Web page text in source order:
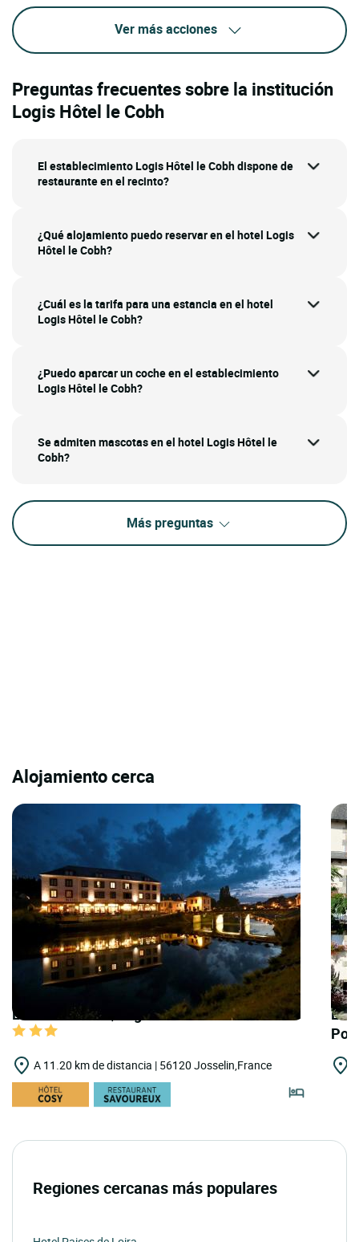
Ver más acciones
Preguntas frecuentes sobre la institución
Logis Hôtel le Cobh
El establecimiento Logis Hôtel le Cobh dispone de
restaurante en el recinto?
¿Qué alojamiento puedo reservar en el hotel Logis
Hôtel le Cobh?
¿Cuál es la tarifa para una estancia en el hotel
Logis Hôtel le Cobh?
¿Puedo aparcar un coche en el establecimiento
Logis Hôtel le Cobh?
Se admiten mascotas en el hotel Logis Hôtel le
Cobh?
Más preguntas
Alojamiento cerca
LOGIS HOTELS | Logis Hôtel du Château
A 11.20 km de distancia | 56120 Josselin,France
Regiones cercanas más populares